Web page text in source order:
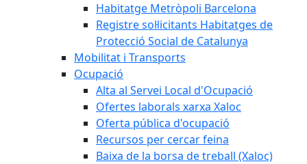
Habitatge Metròpoli Barcelona
Registre sol·licitants Habitatges de
Protecció Social de Catalunya
Mobilitat i Transports
Ocupació
Alta al Servei Local d'Ocupació
Ofertes laborals xarxa Xaloc
Oferta pública d'ocupació
Recursos per cercar feina
Baixa de la borsa de treball (Xaloc)